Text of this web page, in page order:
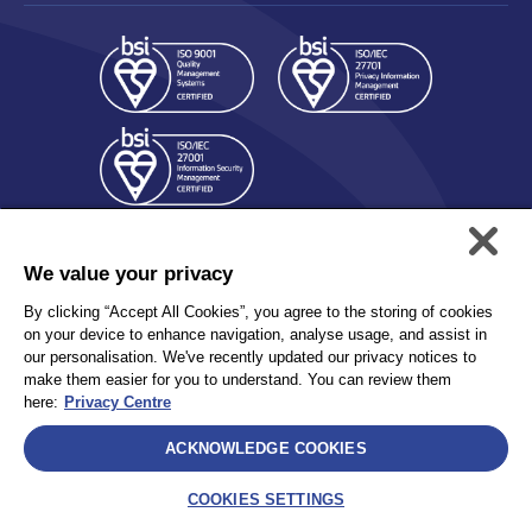
個人情報保護方針
Privacy
Terms and Conditions
Accessibility
We value your privacy
By clicking “Accept All Cookies”, you agree to the storing of cookies
on your device to enhance navigation, analyse usage, and assist in
our personalisation. We've recently updated our privacy notices to
make them easier for you to understand. You can review them
here: Privacy Centre
ACKNOWLEDGE COOKIES
COOKIES SETTINGS